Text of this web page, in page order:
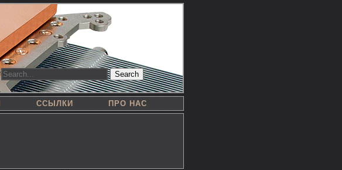
Search
ССЫЛКИ ПРО НАС